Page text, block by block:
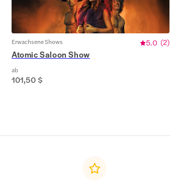
Erwachsene Shows 5.0 (2)
Atomic Saloon Show
ab
101,50 $